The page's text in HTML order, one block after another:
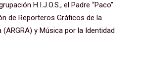
H.I.J.O.S., el Padre “Paco”
de Reporteros Gráficos de la
(ARGRA) y Música por la Identidad